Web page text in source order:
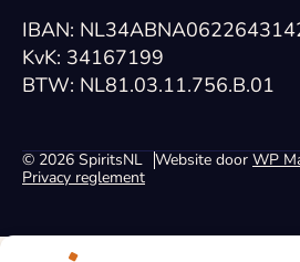
IBAN:
KvK: 34167199
BTW: NL81.03.11.756.B.01
© 2026 SpiritsNL Website door WP
Privacy reglement